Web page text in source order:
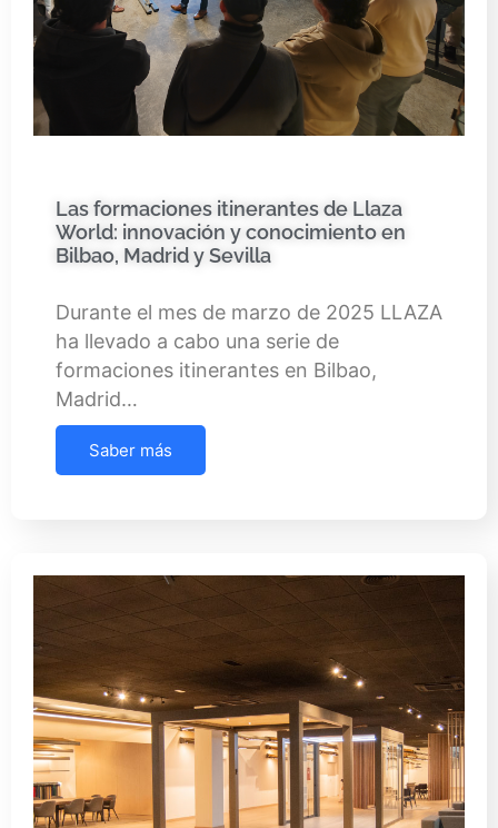
Las formaciones itinerantes de Llaza
World: innovación y conocimiento en
Bilbao, Madrid y Sevilla
Durante el mes de marzo de 2025 LLAZA
ha llevado a cabo una serie de
formaciones itinerantes en Bilbao,
Madrid…
Saber más